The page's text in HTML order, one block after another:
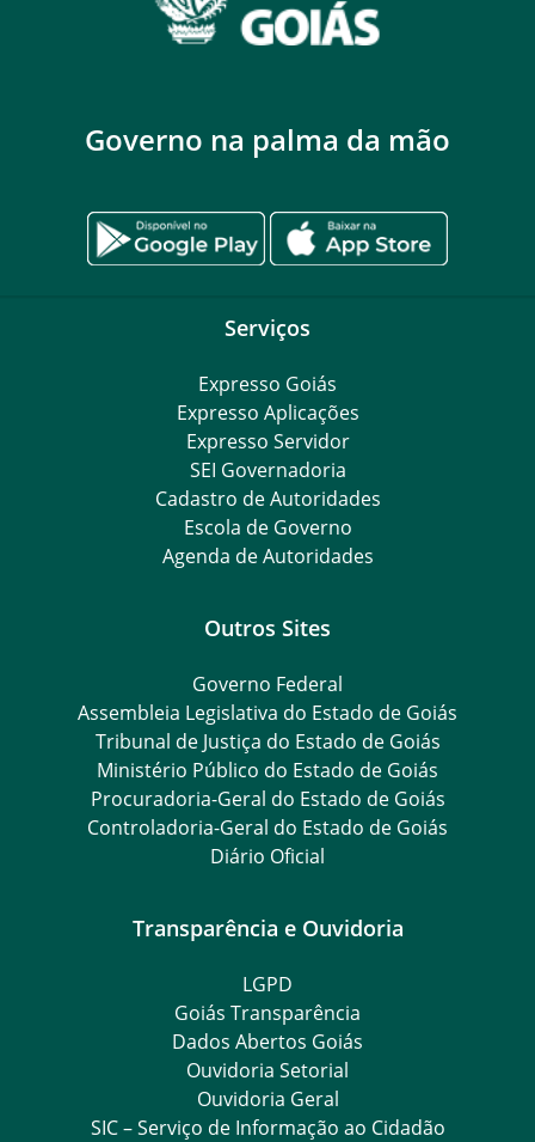
Governo na palma da mão
Serviços
Expresso Goiás
Expresso Aplicações
Expresso Servidor
SEI Governadoria
Cadastro de Autoridades
Escola de Governo
Agenda de Autoridades
Outros Sites
Governo Federal
Assembleia Legislativa do Estado de Goiás
Tribunal de Justiça do Estado de Goiás
Ministério Público do Estado de Goiás
Procuradoria-Geral do Estado de Goiás
Controladoria-Geral do Estado de Goiás
Diário Oficial
Transparência e Ouvidoria
LGPD
Goiás Transparência
Dados Abertos Goiás
Ouvidoria Setorial
Ouvidoria Geral
SIC – Serviço de Informação ao Cidadão